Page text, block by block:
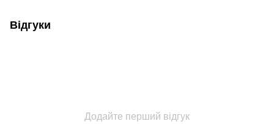
Відгуки
Додайте перший відгук